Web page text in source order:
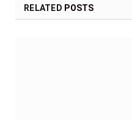
RELATED POSTS